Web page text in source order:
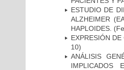
ESTUDIO DE
ALZHEIMER
HAPLOIDES.
EXPRESIÓN
10)
ANÁLISIS
IMPLICADOS